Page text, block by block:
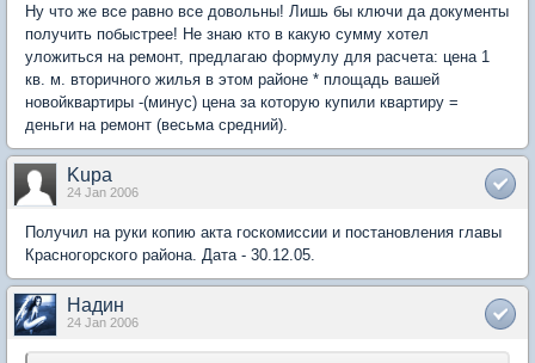
Ну что же все равно все довольны! Лишь бы ключи да документы
получить побыстрее! Не знаю кто в какую сумму хотел
уложиться на ремонт, предлагаю формулу для расчета: цена 1
кв. м. вторичного жилья в этом районе * площадь вашей
новойквартиры -(минус) цена за которую купили квартиру =
деньги на ремонт (весьма средний).
Kupa
24 Jan 2006
Получил на руки копию акта госкомиссии и постановления главы
Красногорского района. Дата - 30.12.05.
Надин
24 Jan 2006